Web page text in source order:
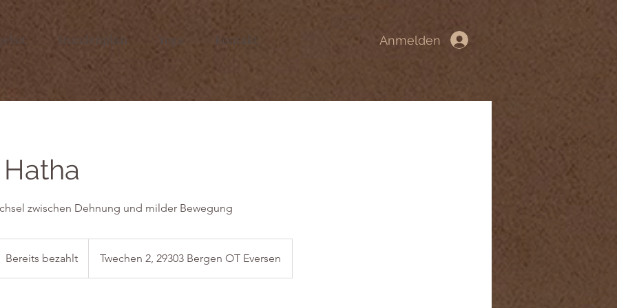
Stundenplan Yoga Kontakt Anmelden
zwischen Dehnung und milder Bewegung
Bereits bezahlt Twechen 2, 29303 Bergen OT Eversen